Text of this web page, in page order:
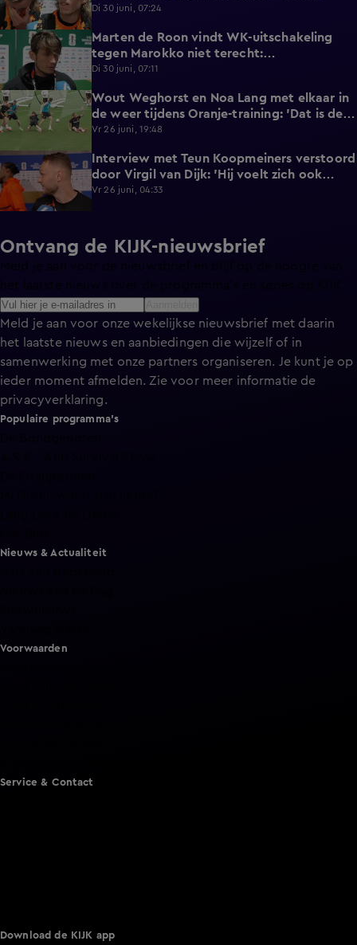
moment rekening mee gehouden'
Di 30 juni, 07:24
3:26
Marten de Roon vindt WK-uitschakeling
tegen Marokko niet terecht:
'Gelijkwaardige pot'
Di 30 juni, 07:11
2:58
Wout Weghorst en Noa Lang met elkaar in
de weer tijdens Oranje-training: 'Dat is de
tweede keer!'
Vr 26 juni, 19:48
2:43
Interview met Teun Koopmeiners verstoord
door Virgil van Dijk: 'Hij voelt zich ook
lekker!'
Vr 26 juni, 04:33
Ontvang de KIJK-nieuwsbrief
Meld je aan voor onze wekelijkse nieuwsbrief met daarin
het laatste nieuws en aanbiedingen die wijzelf of in
samenwerking met onze partners organiseren. Je kunt je op
ieder moment afmelden. Zie voor meer informatie de
privacyverklaring.
Populaire programma's
Nieuws & Actualiteit
Voorwaarden
Service & Contact
Download de KIJK app